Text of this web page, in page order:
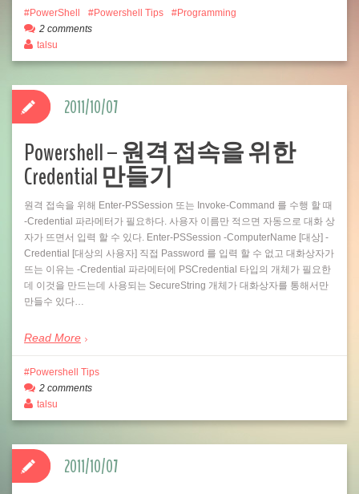
PowerShell Powershell Tips
Programming
2 comments
talsu
Powershell – 원격 접속을 위한
Credential 만들기
원격 접속을 위해 Enter-PSSession 또는 Invoke-Command 를 수행 할 때
-Credential 파라메터가 필요하다. 사용자 이름만 적으면 자동으로 대화 상
자가 뜨면서 입력 할 수 있다. Enter-PSSession -ComputerName [대상] -
Credential [대상의 사용자] 직접 Password 를 입력 할 수 없고 대화상자가
뜨는 이유는 -Credential 파라메터에 PSCredential 타입의 개체가 필요한
데 이것을 만드는데 사용되는 SecureString 개체가 대화상자를 통해서만
만들수 있다…
Read More
2011/10/07
Powershell Tips
2 comments
talsu
2011/10/07